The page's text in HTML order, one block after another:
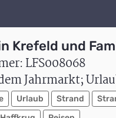
Krefeld und
LFS008068
Jahrmarkt;
Urlaub Strand